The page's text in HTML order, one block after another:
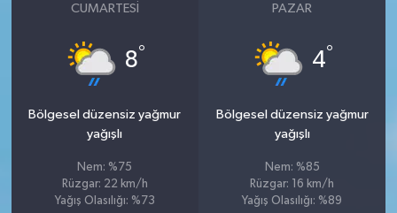
CUMARTESI
8°
Bölgesel düzensiz yağmur
yağışlı
Nem: %75
Rüzgar: 22 km/h
Yağış Olasılığı: %73
PAZAR
4°
Bölgesel düzensiz yağmur
yağışlı
Nem: %85
Rüzgar: 16 km/h
Yağış Olasılığı: %89